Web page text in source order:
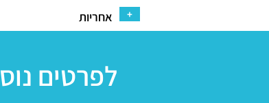
אחריות +
לפרטים